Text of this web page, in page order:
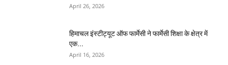
April 26, 2026
हिमाचल इंस्टीट्यूट ऑफ फार्मेसी ने फार्मेसी शिक्षा के क्षेत्र में
एक...
April 16, 2026